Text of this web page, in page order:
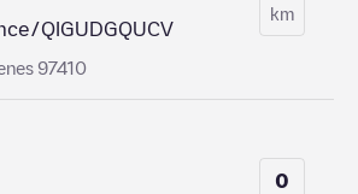
QIGUDGQUCV
97410
km
0